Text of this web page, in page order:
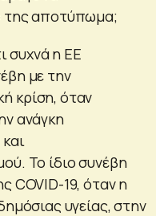
της αποτύπωμα;
συχνά η ΕΕ
με την
κρίση, όταν
ανάγκη
Το ίδιο συνέβη
COVID-19, όταν η
υγείας, στην